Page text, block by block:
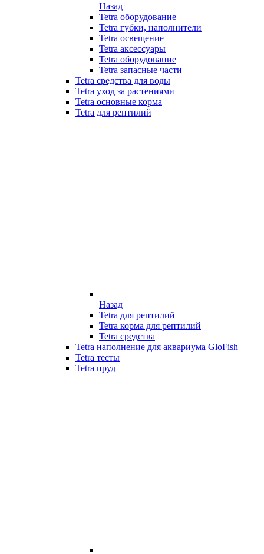
Назад
Tetra оборудование
Tetra губки, наполнители
Tetra освещение
Tetra аксессуары
Tetra оборудование
Tetra запасные части
Tetra средства для воды
Tetra уход за растениями
Tetra основные корма
Tetra для рептилий
Назад
Tetra для рептилий
Tetra корма для рептилий
Tetra средства
Tetra наполнение для аквариума GloFish
Tetra тесты
Tetra пруд